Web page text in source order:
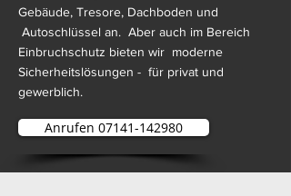
Gebäude, Tresore, Dachboden und
Autoschlüssel an. Aber auch im Bereich
Einbruchschutz bieten wir moderne
Sicherheitslösungen - für privat und
gewerblich.
Anrufen 07141-142980